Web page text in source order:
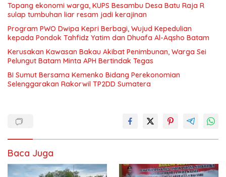
Topang ekonomi warga, KUPS Besambu Desa Batu Raja R
sulap tumbuhan liar resam jadi kerajinan
Program PWO Dwipa Kepri Berbagi, Wujud Kepedulian
kepada Pondok Tahfidz Yatim dan Dhuafa Al-Aqsho Batam
Kerusakan Kawasan Bakau Akibat Penimbunan, Warga Sei
Pelungut Batam Minta APH Bertindak Tegas
BI Sumut Bersama Kemenko Bidang Perekonomian
Selenggarakan Rakorwil TP2DD Sumatera
Baca Juga